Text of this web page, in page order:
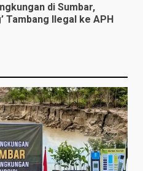
di Sumbar,
Tambang Ilegal ke APH